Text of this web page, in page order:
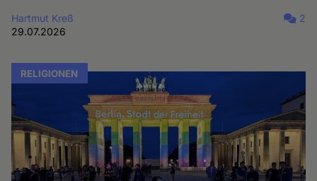
Hartmut Kreß
29.07.2026
2
RELIGIONEN